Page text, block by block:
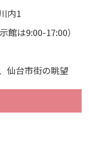
内1
館は9:00-17:00）
仙台市街の眺望